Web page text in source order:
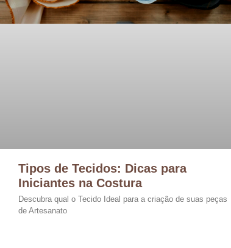
Tipos de Tecidos: Dicas para
Iniciantes na Costura
Descubra qual o Tecido Ideal para a criação de suas peças
de Artesanato